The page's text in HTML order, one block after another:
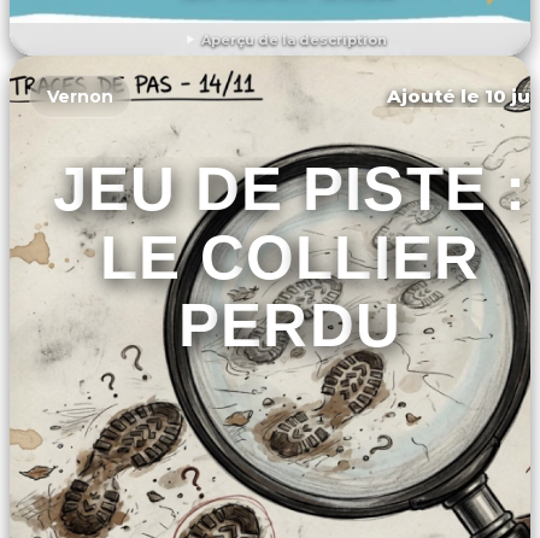
Aperçu de la description
DÉCOUVRIR L'ÉVÉNEMENT
Vernon Ajouté le 10
JEU DE PISTE :
LE COLLIER
PERDU